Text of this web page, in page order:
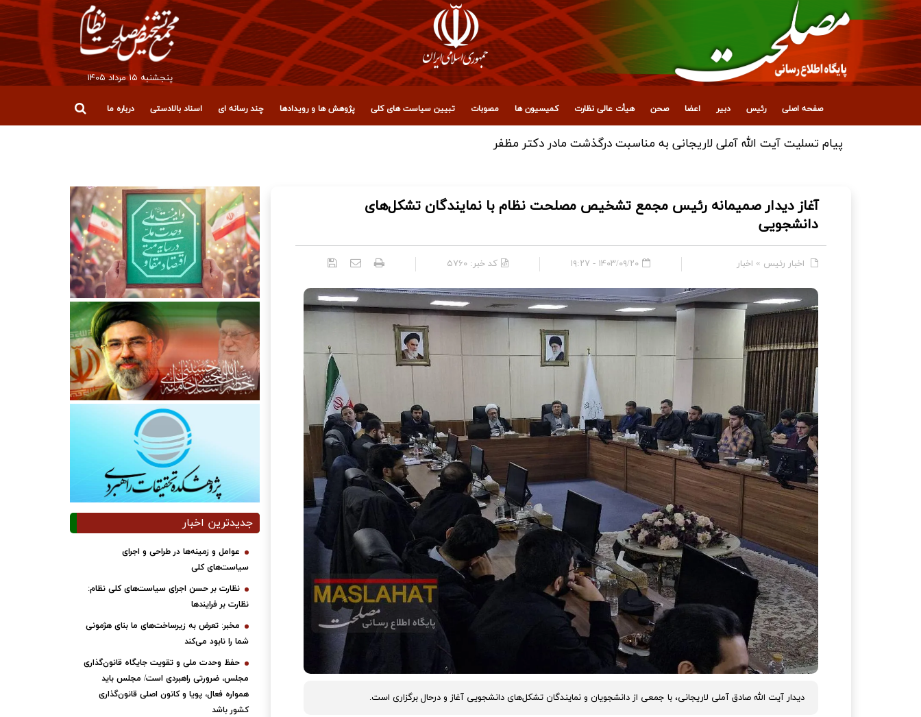
پنجشنبه ۱۵ مرداد ۱۴۰۵
صفحه اصلی رئیس دبیر اعضا صحن هیأت عالی نظارت کمیسیون ها مصوبات تبیین سیاست های کلی پژوهش ها و رویدادها چند رسانه ای اسناد بالادستی درباره ما
پیام تقدیر آیت‌الله آملی لاریجانی از ملت ایران، عراق و آزادگان جهان برای حضور میلیونی در تشییع رهبر شهید انقلاب
آغاز دیدار صمیمانه رئیس مجمع تشخیص مصلحت نظام با نمایندگان تشکل‌های
دانشجویی
اخبار رئیس » اخبار ۱۴۰۳/۰۹/۲۰ - ۱۹:۲۷ کد خبر:۵۷۶۰
دیدار آیت الله صادق آملی لاریجانی، با جمعی از دانشجویان و نمایندگان تشکل‌های دانشجویی آغاز و درحال برگزاری است.
جدیدترین اخبار
عوامل و زمینه‌ها در طراحی و اجرای
سیاست‌های کلی
نظارت بر حسن اجرای سیاست‌های کلی نظام:
نظارت بر فرایندها
مخبر: تعرض به زیرساخت‌های ما بنای هژمونی
شما را نابود می‌کند
حفظ وحدت ملی و تقویت جایگاه قانون‌گذاری
مجلس، ضرورتی راهبردی است/ مجلس باید
همواره فعال، پویا و کانون اصلی قانون‌گذاری
کشور باشد